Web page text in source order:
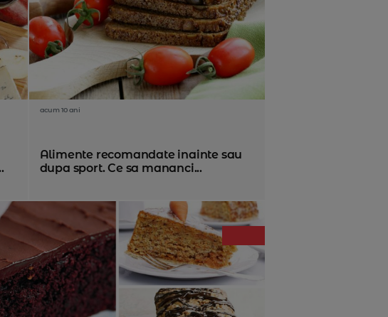
acum 10 ani
Alimente recomandate inainte sau
dupa sport. Ce sa mananci...